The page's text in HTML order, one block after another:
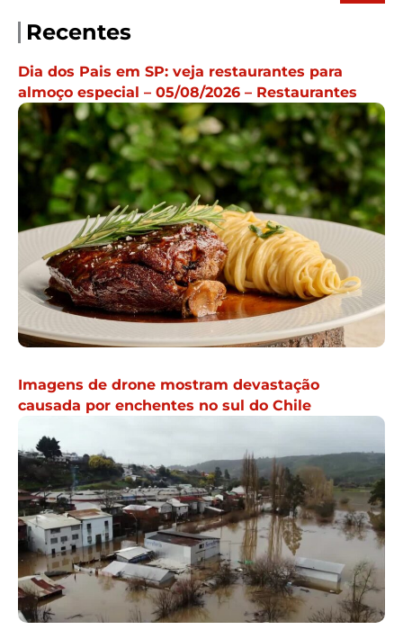
Recentes
Dia dos Pais em SP: veja restaurantes para
almoço especial – 05/08/2026 – Restaurantes
Imagens de drone mostram devastação
causada por enchentes no sul do Chile